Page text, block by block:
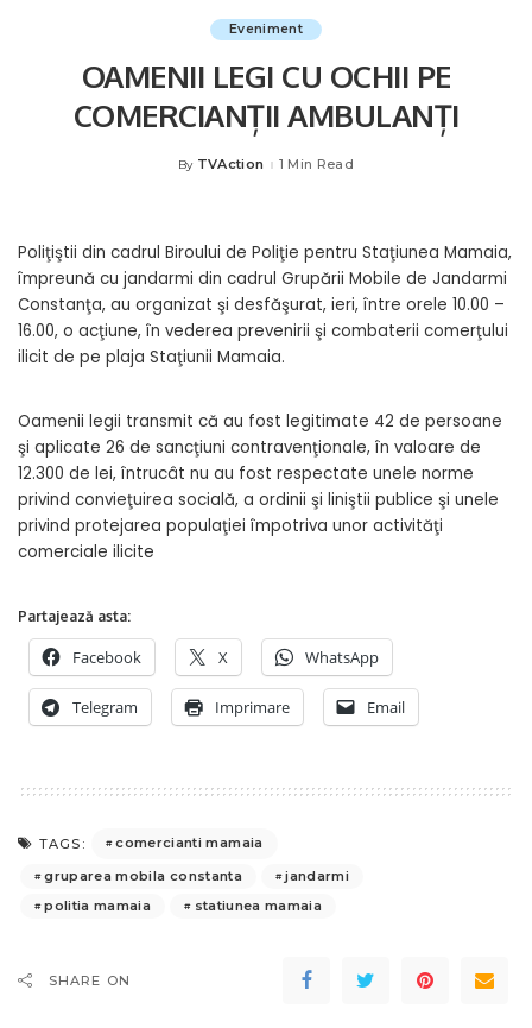
Eveniment
OAMENII LEGI CU OCHII PE
COMERCIANȚII AMBULANȚI
Posted
By TVAction 1 Min Read
Poliţiştii din cadrul Biroului de Poliţie pentru Staţiunea Mamaia,
împreună cu jandarmi din cadrul Grupării Mobile de Jandarmi
Constanţa, au organizat şi desfăşurat, ieri, între orele 10.00 –
16.00, o acţiune, în vederea prevenirii şi combaterii comerţului
ilicit de pe plaja Staţiunii Mamaia.
Oamenii legii transmit că au fost legitimate 42 de persoane
şi aplicate 26 de sancţiuni contravenţionale, în valoare de
12.300 de lei, întrucât nu au fost respectate unele norme
privind convieţuirea socială, a ordinii şi liniştii publice şi unele
privind protejarea populaţiei împotriva unor activităţi
comerciale ilicite
Partajează asta:
Facebook X WhatsApp
Telegram Imprimare Email
TAGS:
comercianti mamaia
gruparea mobila constanta
jandarmi
politia mamaia
statiunea mamaia
SHARE ON